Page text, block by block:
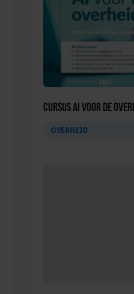
Cursus AI voor de
OVERHEID